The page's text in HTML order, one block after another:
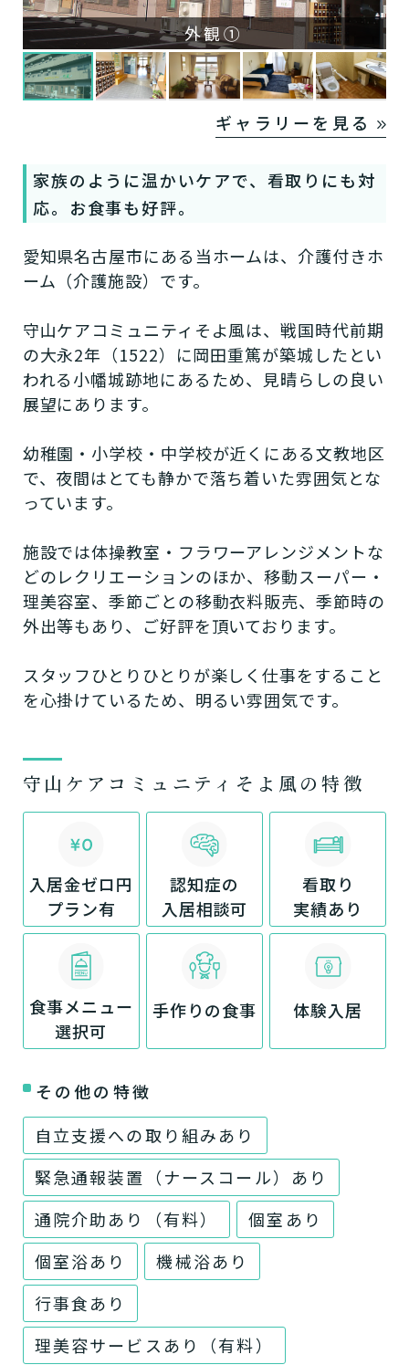
外観①
ギャラリーを見る
家族のように温かいケアで、看取りにも対
応。お食事も好評。
愛知県名古屋市にある当ホームは、介護付きホ
ーム（介護施設）です。
守山ケアコミュニティそよ風は、戦国時代前期
の大永2年（1522）に岡田重篤が築城したとい
われる小幡城跡地にあるため、見晴らしの良い
展望にあります。
幼稚園・小学校・中学校が近くにある文教地区
で、夜間はとても静かで落ち着いた雰囲気とな
っています。
施設では体操教室・フラワーアレンジメントな
どのレクリエーションのほか、移動スーパー・
理美容室、季節ごとの移動衣料販売、季節時の
外出等もあり、ご好評を頂いております。
スタッフひとりひとりが楽しく仕事をすること
を心掛けているため、明るい雰囲気です。
守山ケアコミュニティそよ風の特徴
入居金ゼロ円
プラン有
認知症の
入居相談可
看取り
実績あり
食事メニュー
選択可
手作りの食事 体験入居
その他の特徴
自立支援への取り組みあり
緊急通報装置（ナースコール）あり
通院介助あり（有料）
個室あり
個室浴あり
機械浴あり
行事食あり
理美容サービスあり（有料）